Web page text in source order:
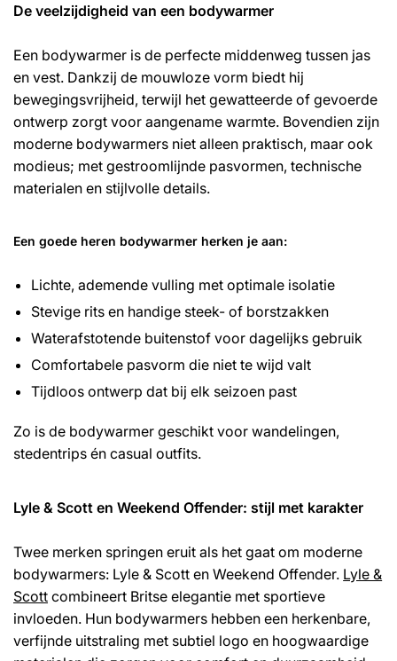
De veelzijdigheid van een bodywarmer
Een bodywarmer is de perfecte middenweg tussen jas
en vest. Dankzij de mouwloze vorm biedt hij
bewegingsvrijheid, terwijl het gewatteerde of gevoerde
ontwerp zorgt voor aangename warmte. Bovendien zijn
moderne bodywarmers niet alleen praktisch, maar ook
modieus; met gestroomlijnde pasvormen, technische
materialen en stijlvolle details.
Een goede heren bodywarmer herken je aan:
Lichte, ademende vulling met optimale isolatie
Stevige rits en handige steek- of borstzakken
Waterafstotende buitenstof voor dagelijks gebruik
Comfortabele pasvorm die niet te wijd valt
Tijdloos ontwerp dat bij elk seizoen past
Zo is de bodywarmer geschikt voor wandelingen,
stedentrips én casual outfits.
Lyle & Scott en Weekend Offender: stijl met karakter
Twee merken springen eruit als het gaat om moderne
bodywarmers: Lyle & Scott en Weekend Offender. Lyle &
Scott combineert Britse elegantie met sportieve
invloeden. Hun bodywarmers hebben een herkenbare,
verfijnde uitstraling met subtiel logo en hoogwaardige